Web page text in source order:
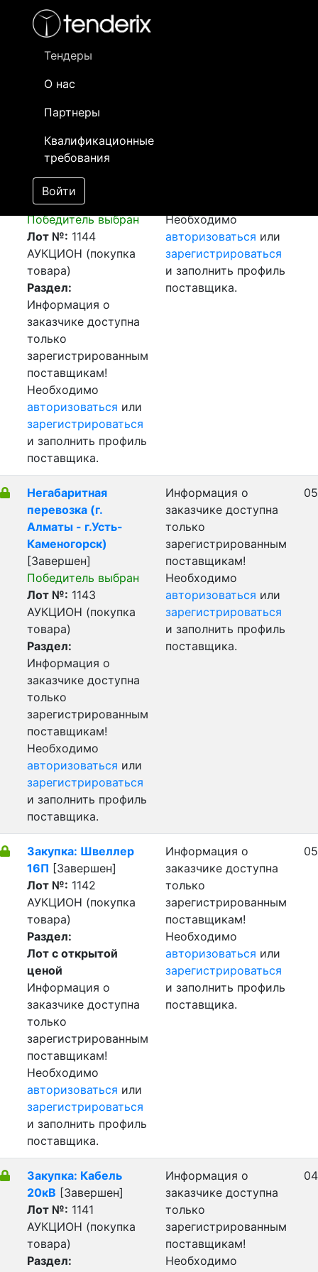
Тендеры
О нас
Партнеры
Квалификационные
требования
Войти
- активный лот
- сохраненный лот (не опубликован)
Негабаритная
перевозка (г.
Алматы -
г.Шымкент)
[Завершен]
Победитель выбран
Лот №: 1144
АУКЦИОН (покупка
товара)
Раздел:
Информация о
заказчике доступна
только
зарегистрированным
поставщикам!
Необходимо
авторизоваться или
зарегистрироваться
и заполнить профиль
поставщика.
Необходимо
авторизоваться или
зарегистрироваться
и заполнить профиль
поставщика.
Негабаритная
перевозка (г.
Алматы - г.Усть-
Каменогорск)
[Завершен]
Победитель выбран
Лот №: 1143
АУКЦИОН (покупка
товара)
Раздел:
Информация о
заказчике доступна
только
зарегистрированным
поставщикам!
Необходимо
авторизоваться или
зарегистрироваться
и заполнить профиль
поставщика.
Информация о
заказчике доступна
только
зарегистрированным
поставщикам!
Необходимо
авторизоваться или
зарегистрироваться
и заполнить профиль
поставщика.
Закупка: Швеллер
16П [Завершен]
Лот №: 1142
АУКЦИОН (покупка
товара)
Раздел:
Лот с открытой
ценой
Информация о
заказчике доступна
только
зарегистрированным
поставщикам!
Необходимо
авторизоваться или
зарегистрироваться
и заполнить профиль
поставщика.
Информация о
заказчике доступна
только
зарегистрированным
поставщикам!
Необходимо
авторизоваться или
зарегистрироваться
и заполнить профиль
поставщика.
Закупка: Кабель
20кВ [Завершен]
Лот №: 1141
АУКЦИОН (покупка
товара)
Раздел:
Информация о
заказчике доступна
только
зарегистрированным
поставщикам!
Необходимо